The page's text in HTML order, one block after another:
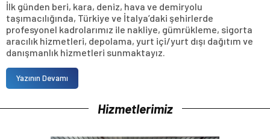
İlk günden beri, kara, deniz, hava ve demiryolu
taşımacılığında, Türkiye ve İtalya’daki şehirlerde
profesyonel kadrolarımız ile nakliye, gümrükleme, sigorta
aracılık hizmetleri, depolama, yurt içi/yurt dışı dağıtım ve
danışmanlık hizmetleri sunmaktayız.
Yazının Devamı
Hizmetlerimiz